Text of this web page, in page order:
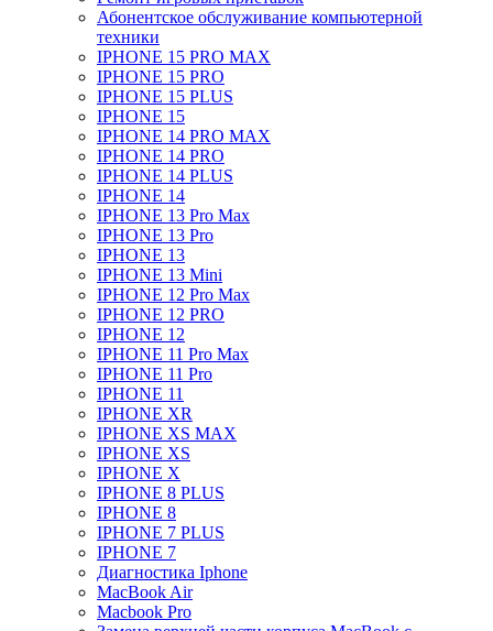
Абонентское обслуживание компьютерной
техники
IPHONE 15 PRO MAX
IPHONE 15 PRO
IPHONE 15 PLUS
IPHONE 15
IPHONE 14 PRO MAX
IPHONE 14 PRO
IPHONE 14 PLUS
IPHONE 14
IPHONE 13 Pro Max
IPHONE 13 Pro
IPHONE 13
IPHONE 13 Mini
IPHONE 12 Pro Max
IPHONE 12 PRO
IPHONE 12
IPHONE 11 Pro Max
IPHONE 11 Pro
IPHONE 11
IPHONE XR
IPHONE XS MAX
IPHONE XS
IPHONE X
IPHONE 8 PLUS
IPHONE 8
IPHONE 7 PLUS
IPHONE 7
Диагностика Iphone
MacBook Air
Macbook Pro